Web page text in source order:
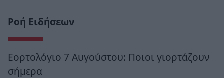
Ροή Ειδήσεων
Εορτολόγιο 7 Αυγούστου: Ποιοι γιορτάζουν
σήμερα